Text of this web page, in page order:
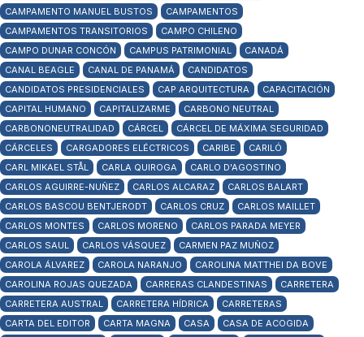
CAMPAMENTO MANUEL BUSTOS
CAMPAMENTOS
CAMPAMENTOS TRANSITORIOS
CAMPO CHILENO
CAMPO DUNAR CONCÓN
CAMPUS PATRIMONIAL
CANADÁ
CANAL BEAGLE
CANAL DE PANAMÁ
CANDIDATOS
CANDIDATOS PRESIDENCIALES
CAP ARQUITECTURA
CAPACITACIÓN
CAPITAL HUMANO
CAPITALIZARME
CARBONO NEUTRAL
CARBONONEUTRALIDAD
CÁRCEL
CÁRCEL DE MÁXIMA SEGURIDAD
CÁRCELES
CARGADORES ELÉCTRICOS CARIBE
CARILÓ
CARL MIKAEL STÅL
CARLA QUIROGA
CARLO D'AGOSTINO
CARLOS AGUIRRE-NUÑEZ
CARLOS ALCARAZ
CARLOS BALART
CARLOS BASCOU BENTJERODT
CARLOS CRUZ
CARLOS MAILLET
CARLOS MONTES
CARLOS MORENO
CARLOS PARADA MEYER
CARLOS SAUL
CARLOS VÁSQUEZ
CARMEN PAZ MUÑOZ
CAROLA ÁLVAREZ
CAROLA NARANJO
CAROLINA MATTHEI DA BOVE
CAROLINA ROJAS QUEZADA
CARRERAS CLANDESTINAS
CARRETERA
CARRETERA AUSTRAL
CARRETERA HÍDRICA
CARRETERAS
CARTA DEL EDITOR
CARTA MAGNA CASA CASA DE ACOGIDA